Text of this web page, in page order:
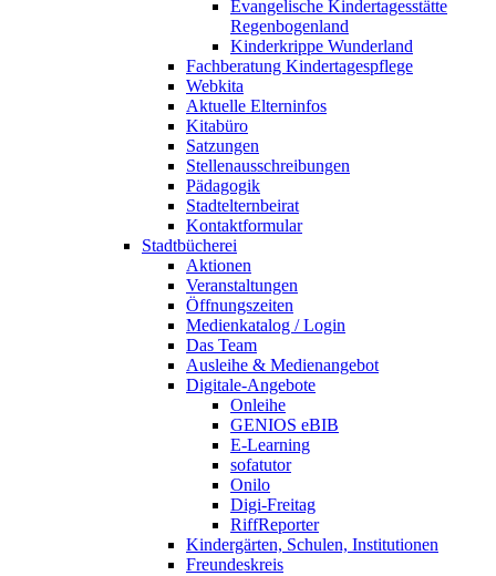
Evangelische Kindertagesstätte
Regenbogenland
Kinderkrippe Wunderland
Fachberatung Kindertagespflege
Webkita
Aktuelle Elterninfos
Kitabüro
Satzungen
Stellenausschreibungen
Pädagogik
Stadtelternbeirat
Kontaktformular
Stadtbücherei
Aktionen
Veranstaltungen
Öffnungszeiten
Medienkatalog / Login
Das Team
Ausleihe & Medienangebot
Digitale-Angebote
Onleihe
GENIOS eBIB
E-Learning
sofatutor
Onilo
Digi-Freitag
RiffReporter
Kindergärten, Schulen, Institutionen
Freundeskreis